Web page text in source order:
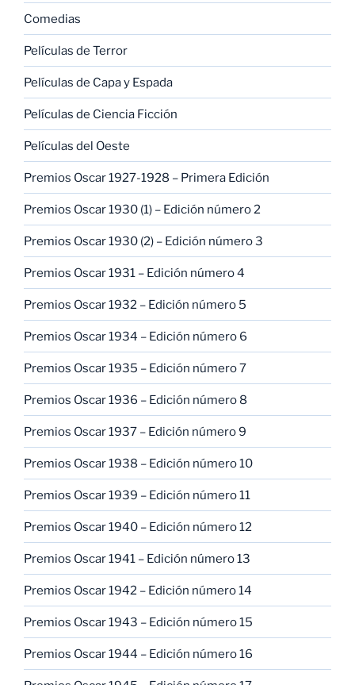
Comedias
Películas de Terror
Películas de Capa y Espada
Películas de Ciencia Ficción
Películas del Oeste
Premios Oscar 1927-1928 – Primera Edición
Premios Oscar 1930 (1) – Edición número 2
Premios Oscar 1930 (2) – Edición número 3
Premios Oscar 1931 – Edición número 4
Premios Oscar 1932 – Edición número 5
Premios Oscar 1934 – Edición número 6
Premios Oscar 1935 – Edición número 7
Premios Oscar 1936 – Edición número 8
Premios Oscar 1937 – Edición número 9
Premios Oscar 1938 – Edición número 10
Premios Oscar 1939 – Edición número 11
Premios Oscar 1940 – Edición número 12
Premios Oscar 1941 – Edición número 13
Premios Oscar 1942 – Edición número 14
Premios Oscar 1943 – Edición número 15
Premios Oscar 1944 – Edición número 16